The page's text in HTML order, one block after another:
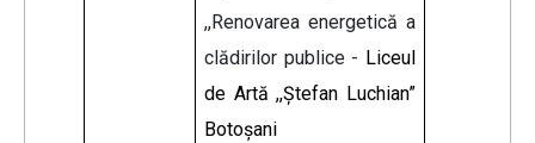
,,Renovarea energetică a
clădirilor publice - Liceul
de Artă ,,Ştefan Luchian”
Botoşani